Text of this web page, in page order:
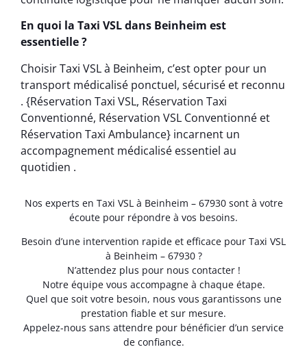
En quoi la Taxi VSL dans Beinheim est
essentielle ?
Choisir Taxi VSL à Beinheim, c’est opter pour un
transport médicalisé ponctuel, sécurisé et reconnu
. {Réservation Taxi VSL, Réservation Taxi
Conventionné, Réservation VSL Conventionné et
Réservation Taxi Ambulance} incarnent un
accompagnement médicalisé essentiel au
quotidien .
Nos experts en Taxi VSL à Beinheim – 67930 sont à votre
écoute pour répondre à vos besoins.
Besoin d’une intervention rapide et efficace pour Taxi VSL
à Beinheim – 67930 ?
N’attendez plus pour nous contacter !
Notre équipe vous accompagne à chaque étape.
Quel que soit votre besoin, nous vous garantissons une
prestation fiable et sur mesure.
Appelez-nous sans attendre pour bénéficier d’un service
de confiance.